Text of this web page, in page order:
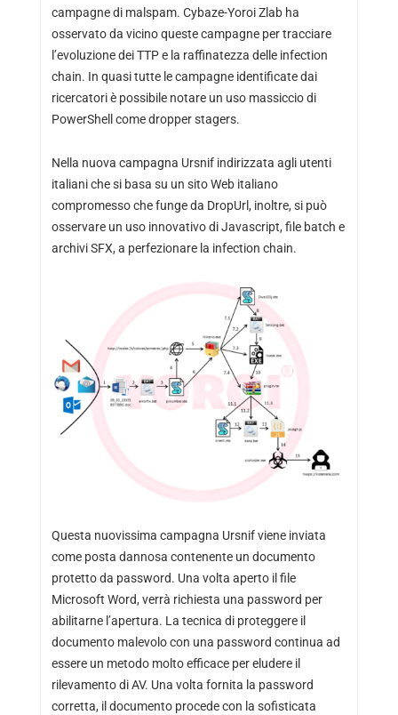
campagne di malspam. Cybaze-Yoroi Zlab ha
osservato da vicino queste campagne per tracciare
l’evoluzione dei TTP e la raffinatezza delle infection
chain. In quasi tutte le campagne identificate dai
ricercatori è possibile notare un uso massiccio di
PowerShell come dropper stagers.
Nella nuova campagna Ursnif indirizzata agli utenti
italiani che si basa su un sito Web italiano
compromesso che funge da DropUrl, inoltre, si può
osservare un uso innovativo di Javascript, file batch e
archivi SFX, a perfezionare la infection chain.
Questa nuovissima campagna Ursnif viene inviata
come posta dannosa contenente un documento
protetto da password. Una volta aperto il file
Microsoft Word, verrà richiesta una password per
abilitarne l’apertura. La tecnica di proteggere il
documento malevolo con una password continua ad
essere un metodo molto efficace per eludere il
rilevamento di AV. Una volta fornita la password
corretta, il documento procede con la sofisticata